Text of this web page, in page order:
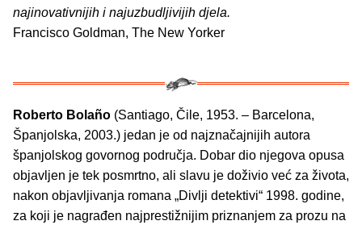
najinovativnijih i najuzbudljivijih djela.
Francisco Goldman, The New Yorker
Roberto Bolaño (Santiago, Čile, 1953. – Barcelona,
Španjolska, 2003.) jedan je od najznačajnijih autora
španjolskog govornog područja. Dobar dio njegova opusa
objavljen je tek posmrtno, ali slavu je doživio već za života,
nakon objavljivanja romana „Divlji detektivi“ 1998. godine,
za koji je nagrađen najprestižnijim priznanjem za prozu na